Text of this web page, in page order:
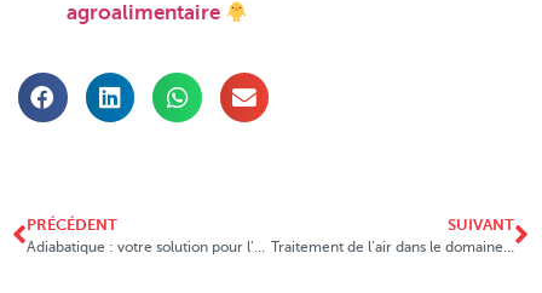
agroalimentaire
PRÉCÉDENT SUIVANT